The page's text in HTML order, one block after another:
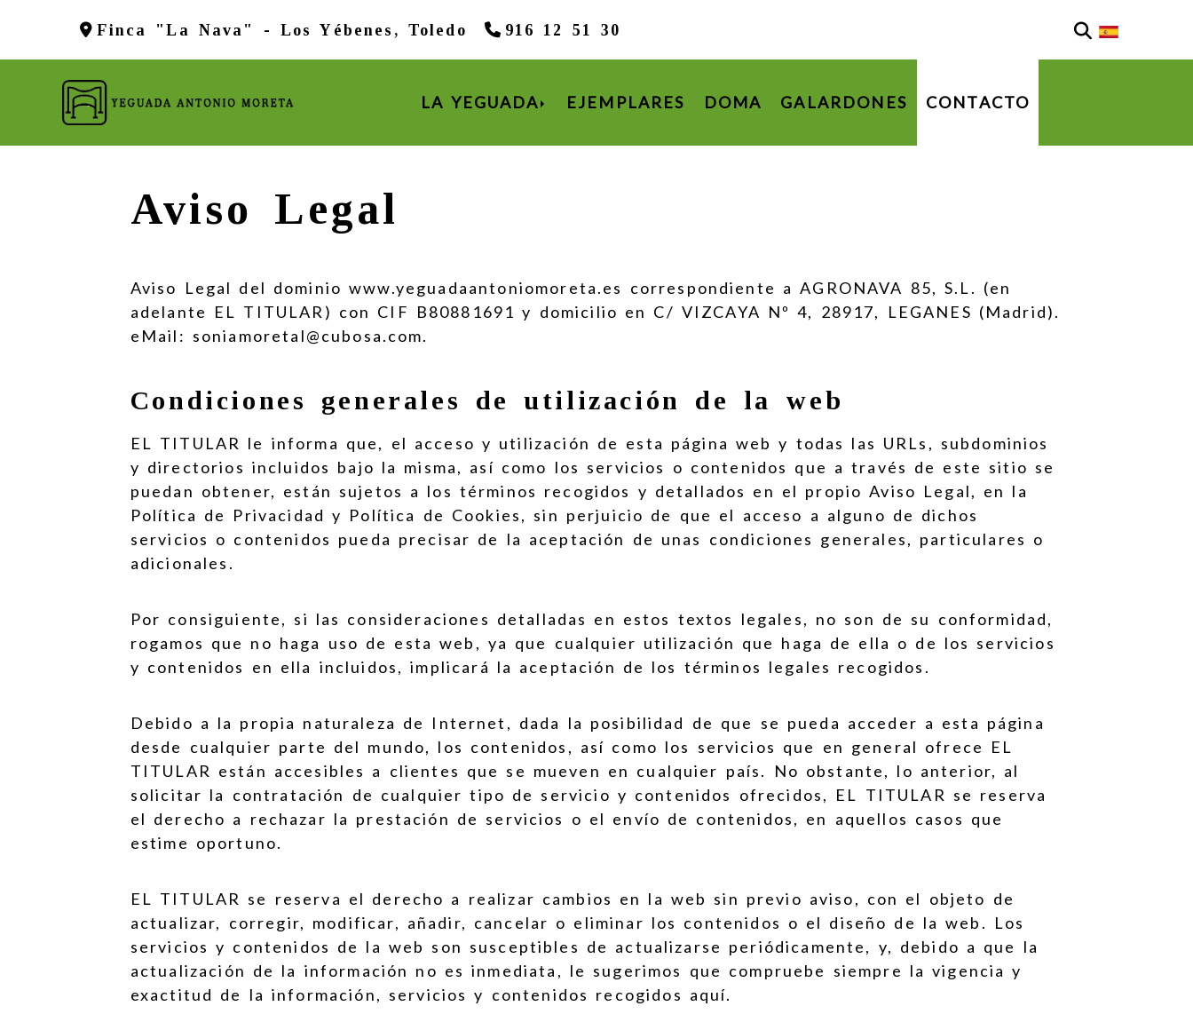
Finca "La Nava" - Los Yébenes, Toledo 916 12 51 30
LA YEGUADA EJEMPLARES DOMA GALARDONES CONTACTO
Aviso Legal
Aviso Legal del dominiowww.yeguadaantoniomoreta.es correspondiente aAGRONAVA 85, S.L. (en
adelante EL TITULAR) con CIF B80881691 y domicilio en C/ VIZCAYA Nº 4, 28917, LEGANES (Madrid).
eMail: soniamoretal@cubosa.com.
Condiciones generales de utilización de la web
EL TITULAR le informa que, el acceso y utilización de esta página web y todas las URLs, subdominios
y directorios incluidos bajo la misma, así como los servicios o contenidos que a través de este sitio se
puedan obtener, están sujetos a los términos recogidos y detallados en el propio Aviso Legal, en la
Política de Privacidad y Política de Cookies, sin perjuicio de que el acceso a alguno de dichos
servicios o contenidos pueda precisar de la aceptación de unas condiciones generales, particulares o
adicionales.
Por consiguiente, si las consideraciones detalladas en estos textos legales, no son de su conformidad,
rogamos que no haga uso de esta web, ya que cualquier utilización que haga de ella o de los servicios
y contenidos en ella incluidos, implicará la aceptación de los términos legales recogidos.
Debido a la propia naturaleza de Internet, dada la posibilidad de que se pueda acceder a esta página
desde cualquier parte del mundo, los contenidos, así como los servicios que en general ofrece EL
TITULAR están accesibles a clientes que se mueven en cualquier país. No obstante, lo anterior, al
solicitar la contratación de cualquier tipo de servicio y contenidos ofrecidos, EL TITULAR se reserva
el derecho a rechazar la prestación de servicios o el envío de contenidos, en aquellos casos que
estime oportuno.
EL TITULAR se reserva el derecho a realizar cambios en la web sin previo aviso, con el objeto de
actualizar, corregir, modificar, añadir, cancelar o eliminar los contenidos o el diseño de la web. Los
servicios y contenidos de la web son susceptibles de actualizarse periódicamente, y, debido a que la
actualización de la información no es inmediata, le sugerimos que compruebe siempre la vigencia y
exactitud de la información, servicios y contenidos recogidos aquí.